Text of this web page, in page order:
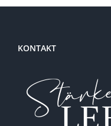
KONTAKT